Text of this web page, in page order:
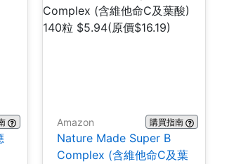
Amazon 購買指南
Nature Made Super B
Complex (含維他命C及葉